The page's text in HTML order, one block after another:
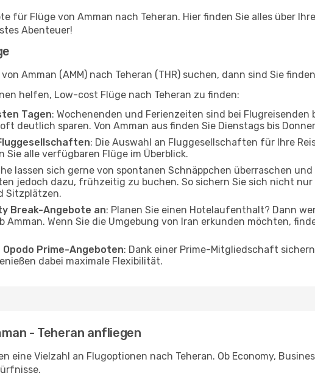
für Flüge von Amman nach Teheran. Hier finden Sie alles über
Abenteuer!
Amman (AMM) nach Teheran (THR) suchen, dann sind Sie
helfen, Low-cost Flüge nach Teheran zu finden:
Tagen: Wochenenden und Ferienzeiten sind bei Flugreisenden
deutlich sparen. Von Amman aus finden Sie Dienstags bis
: Die Auswahl an Fluggesellschaften für Ihre
Sie alle verfügbaren Flüge im Überblick.
lassen sich gerne von spontanen Schnäppchen überraschen
jedoch dazu, frühzeitig zu buchen. So sichern Sie sich nicht
Sitzplätzen.
Break-Angebote an: Planen Sie einen Hotelaufenthalt? Dann
Amman. Wenn Sie die Umgebung von Iran erkunden möchten,
Prime-Angeboten: Dank einer Prime-Mitgliedschaft
dabei maximale Flexibilität.
- Teheran anfliegen
eine Vielzahl an Flugoptionen nach Teheran. Ob Economy,